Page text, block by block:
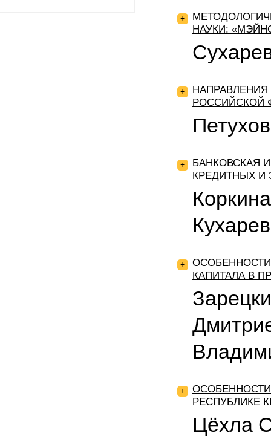
+
НАУКИ:
+
РОССИЙСКОЙ
+
БАНКОВСКАЯ
КРЕДИТНЫХ И
+
КАПИТАЛА В
+
РЕСПУБЛИКЕ
Цёхла